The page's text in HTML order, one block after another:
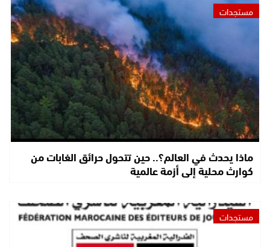
مستجدات
ماذا يحدث في العالم؟.. حين تتحول حرائق الغابات من
كوارث محلية إلى أزمة عالمية
مستجدات